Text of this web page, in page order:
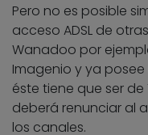
Pero no es posible
acceso ADSL de
Wanadoo por
Imagenio y ya posee
éste tiene que ser
deberá renunciar al
los canales.